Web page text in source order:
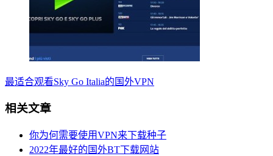
最适合观看Sky Go Italia的国外VPN
相关文章
你为何需要使用VPN来下载种子
2022年最好的国外BT下载网站